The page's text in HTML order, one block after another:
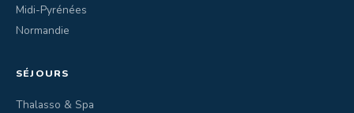
Midi-Pyrénées
Normandie
SÉJOURS
Thalasso & Spa